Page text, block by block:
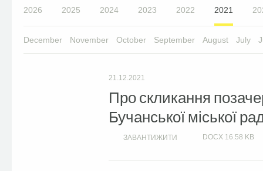
2026 2025 2024 2023 2022 2021
December November October September August July
21.12.2021
Про скликання
Бучанської міської
ЗАВАНТИЖИТИ DOCX 16.58 KB